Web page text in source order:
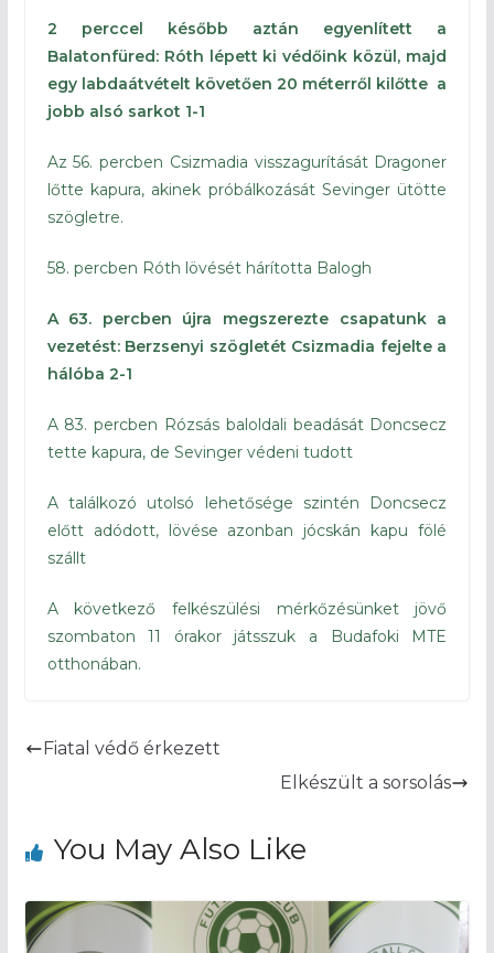
2 perccel később aztán egyenlített a
Balatonfüred: Róth lépett ki védőink közül, majd
egy labdaátvételt követően 20 méterről kilőtte a
jobb alsó sarkot 1-1
Az 56. percben Csizmadia visszagurítását Dragoner
lőtte kapura, akinek próbálkozását Sevinger ütötte
szögletre.
58. percben Róth lövését hárította Balogh
A 63. percben újra megszerezte csapatunk a
vezetést: Berzsenyi szögletét Csizmadia fejelte a
hálóba 2-1
A 83. percben Rózsás baloldali beadását Doncsecz
tette kapura, de Sevinger védeni tudott
A találkozó utolsó lehetősége szintén Doncsecz
előtt adódott, lövése azonban jócskán kapu fölé
szállt
A következő felkészülési mérkőzésünket jövő
szombaton 11 órakor játsszuk a Budafoki MTE
otthonában.
Fiatal védő érkezett
Elkészült a sorsolás
You May Also Like